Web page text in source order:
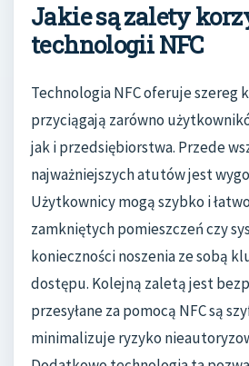
Jakie są zalety
technologii NFC
Technologia NFC oferuje szereg
przyciągają zarówno
jak i przedsiębiorstwa. Przede
najważniejszych atutów jest
Użytkownicy mogą szybko i
zamkniętych pomieszczeń czy
konieczności noszenia ze sobą
dostępu. Kolejną zaletą jest
przesyłane za pomocą NFC są
minimalizuje ryzyko